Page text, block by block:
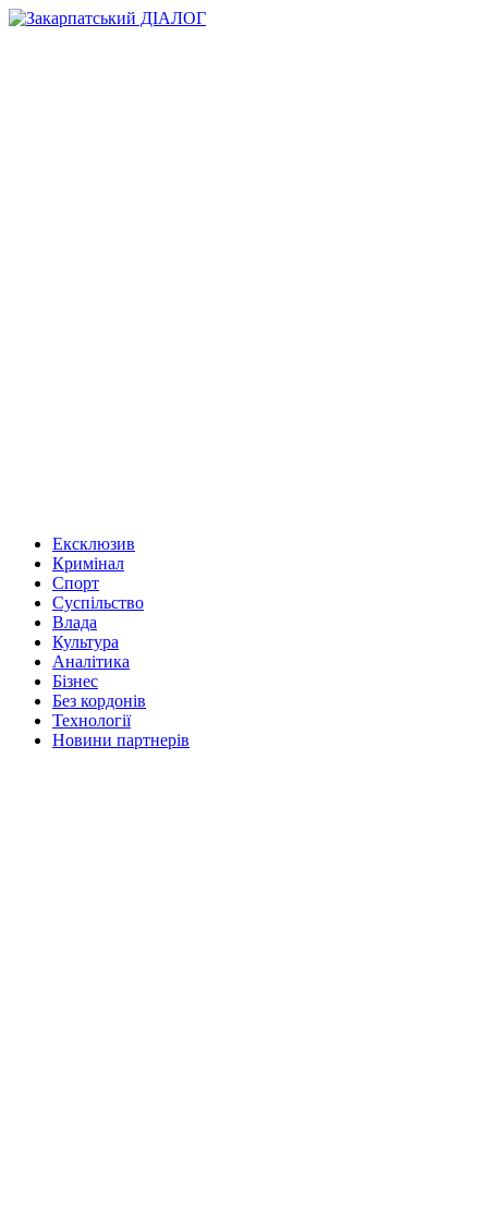
Ексклюзив
Кримінал
Спорт
Суспільство
Влада
Культура
Аналітика
Бізнес
Без кордонів
Технології
Новини партнерів